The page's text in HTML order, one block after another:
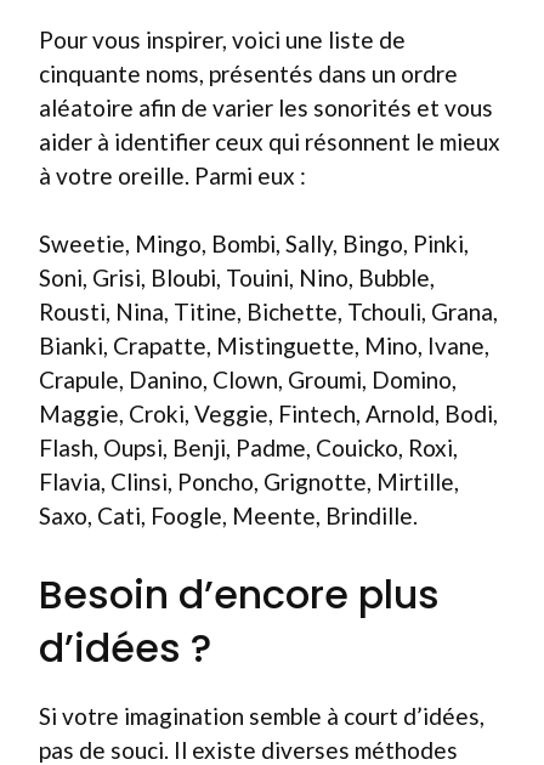
Pour vous inspirer, voici une liste de
cinquante noms, présentés dans un ordre
aléatoire afin de varier les sonorités et vous
aider à identifier ceux qui résonnent le mieux
à votre oreille. Parmi eux :
Sweetie, Mingo, Bombi, Sally, Bingo, Pinki,
Soni, Grisi, Bloubi, Touini, Nino, Bubble,
Rousti, Nina, Titine, Bichette, Tchouli, Grana,
Bianki, Crapatte, Mistinguette, Mino, Ivane,
Crapule, Danino, Clown, Groumi, Domino,
Maggie, Croki, Veggie, Fintech, Arnold, Bodi,
Flash, Oupsi, Benji, Padme, Couicko, Roxi,
Flavia, Clinsi, Poncho, Grignotte, Mirtille,
Saxo, Cati, Foogle, Meente, Brindille.
Besoin d’encore plus
d’idées ?
Si votre imagination semble à court d’idées,
pas de souci. Il existe diverses méthodes